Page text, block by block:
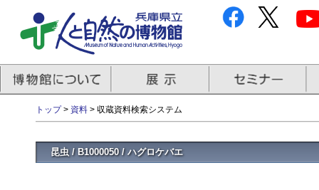
トップ> 資料 > 収蔵資料検索システム
昆虫 / B1000050 / ハグロケバエ